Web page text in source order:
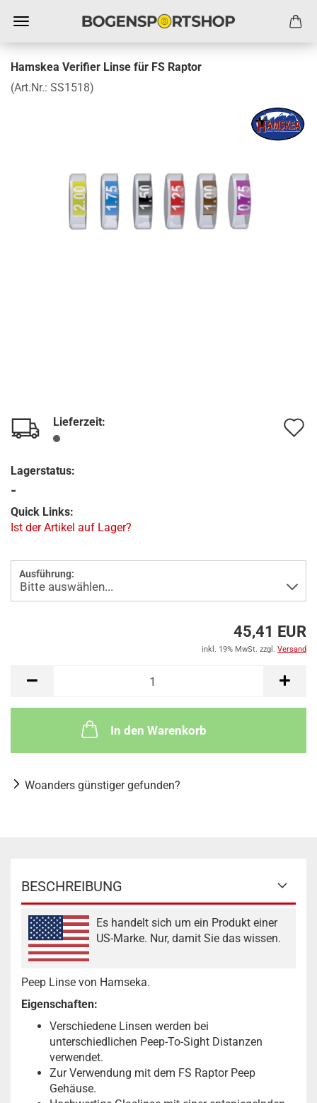
Hamskea Verifier Linse für FS Raptor
(Art.Nr.: SS1518)
Lieferzeit:
Lagerstatus:
-
Quick Links:
Ist der Artikel auf Lager?
Ausführung:
45,41 EUR
inkl. 19% MwSt. zzgl. Versand
In den Warenkorb
Woanders günstiger gefunden?
BESCHREIBUNG
Es handelt sich um ein Produkt einer
US-Marke. Nur, damit Sie das wissen.
Peep Linse von Hamseka.
Eigenschaften:
Verschiedene Linsen werden bei
unterschiedlichen Peep-To-Sight Distanzen
verwendet.
Zur Verwendung mit dem FS Raptor Peep
Gehäuse.